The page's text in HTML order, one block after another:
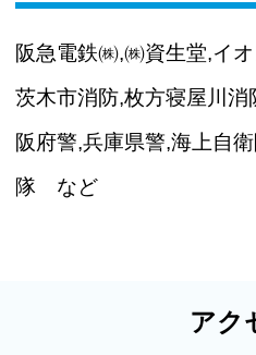
阪急電鉄㈱,㈱資生堂,イ
茨木市消防,枚方寝屋川
阪府警,兵庫県警,海上自
隊 など
アク